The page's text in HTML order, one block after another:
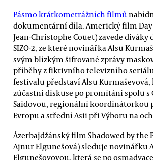
Pásmo krátkometrážních filmů
dokumentární díla. Americký film Day
Jean-Christophe Couet) zavede diváky
SIZO-2, ze které novinářka Alsu
svým blízkým šifrované zprávy
příběhy z fiktivního televizního
festivalu představí Alsu Kurmaševová,
zúčastní diskuse po promítání spolu s
Saidovou, regionální koordinátorkou
Evropu a střední Asii při Výboru na
Ázerbajdžánský film Shadowed by the
Ajnur Elgunešová) sleduje novinářku
Elgunešovovou, která se po